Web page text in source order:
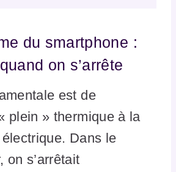
du smartphone :
on s’arrête
est de
plein » thermique à la
Dans le
on s’arrêtait